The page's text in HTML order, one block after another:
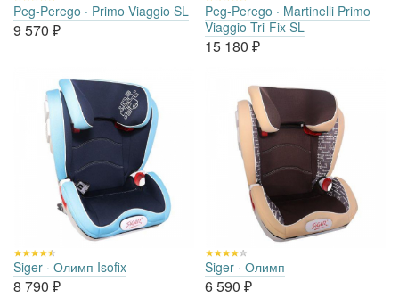
Peg-Perego · Primo Viaggio SL
9 570 ₽
Peg-Perego · Martinelli Primo
Viaggio Tri-Fix SL
15 180 ₽
Siger · Олимп Isofix
8 790 ₽
Siger · Олимп
6 590 ₽